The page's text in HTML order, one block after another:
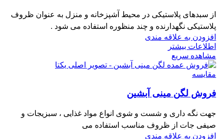
از سبدهای پلاستیکی در محیط آشپزخانه و منزل به ‌عنوان ظروف
پلاستیکی نگهدارنده و چند منظوره استفاده می شود .
افزودن به علاقه مندی
اطلاعات بیشتر
مشاهده سریع
مقایسه
فروش لگن مینی آبشین
جهت نگه داری و شست و شوی انواع مواد غذایی ، سبزیجات و
صیفی جات از ظروف مناسب استفاده می
افزودن به علاقه مندی